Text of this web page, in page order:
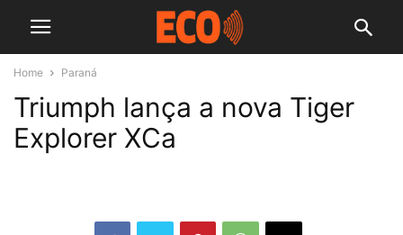
Home Paraná
Triumph lança a nova Tiger
Explorer XCa